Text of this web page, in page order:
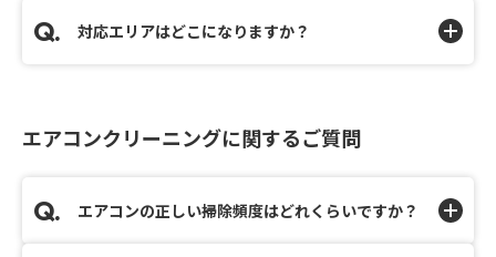
対応エリアはどこになりますか？
エアコンクリーニングに関するご質問
エアコンの正しい掃除頻度はどれくらいですか？